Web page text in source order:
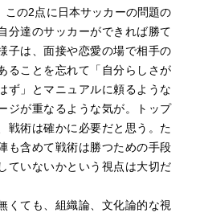
この2点に日本サッカーの問題の
分達のサッカーができれば勝て
子は、面接や恋愛の場で相手の
ることを忘れて「自分らしさが
ず」とマニュアルに頼るような
ジが重なるような気が。トップ
戦術は確かに必要だと思う。た
も含めて戦術は勝つための手段
ていないかという視点は大切だ
くても、組織論、文化論的な視